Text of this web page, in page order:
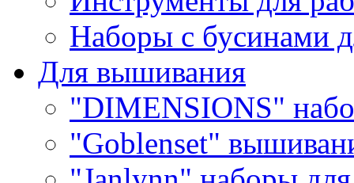
Наборы с бусинами
Для вышивания
"DIMENSIONS"
"Goblenset"